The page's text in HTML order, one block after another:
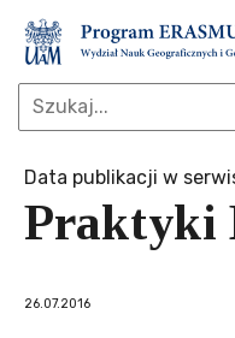
Data publikacji w
Praktyki
26.07.2016